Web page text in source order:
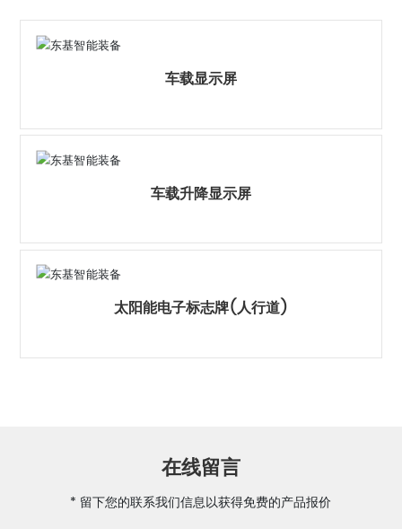
车载显示屏
车载升降显示屏
太阳能电子标志牌(人行道)
在线留言
* 留下您的联系我们信息以获得免费的产品报价